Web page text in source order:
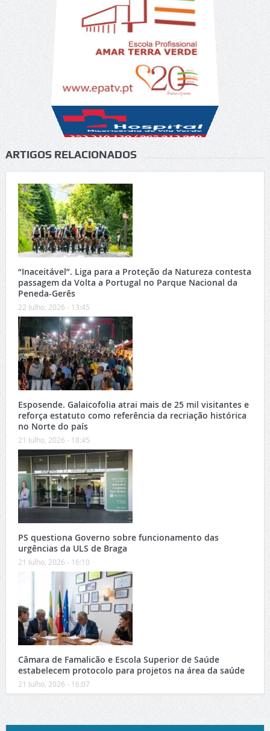
ARTIGOS RELACIONADOS
“Inaceitável”. Liga para a Proteção da Natureza contesta
passagem da Volta a Portugal no Parque Nacional da
Peneda-Gerês
22 Julho, 2026 - 13:45
Esposende. Galaicofolia atrai mais de 25 mil visitantes e
reforça estatuto como referência da recriação histórica
no Norte do país
21 Julho, 2026 - 18:45
PS questiona Governo sobre funcionamento das
urgências da ULS de Braga
21 Julho, 2026 - 16:10
Câmara de Famalicão e Escola Superior de Saúde
estabelecem protocolo para projetos na área da saúde
21 Julho, 2026 - 16:07